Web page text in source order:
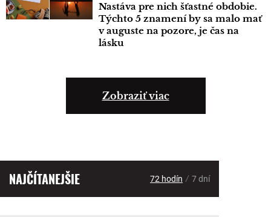
Nastáva pre nich šťastné obdobie.
Týchto 5 znamení by sa malo mať
v auguste na pozore, je čas na
lásku
Zobraziť viac
NAJČÍTANEJŠIE 72 hodín / 7 dní